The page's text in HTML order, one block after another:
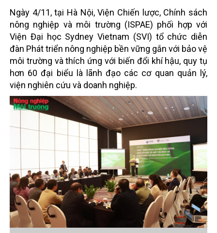
Ngày 4/11, tại Hà Nội, Viện Chiến lược, Chính sách
nông nghiệp và môi trường (ISPAE) phối hợp với
Viện Đại học Sydney Vietnam (SVI) tổ chức diễn
đàn Phát triển nông nghiệp bền vững gắn với bảo vệ
môi trường và thích ứng với biến đổi khí hậu, quy tụ
hơn 60 đại biểu là lãnh đạo các cơ quan quản lý,
viện nghiên cứu và doanh nghiệp.